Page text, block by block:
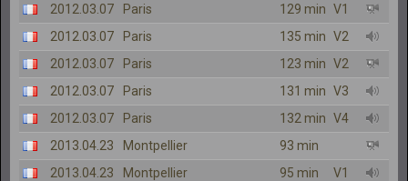
2012.03.07
Paris 129 min V1
2012.03.07
Paris 135 min V2
2012.03.07
Paris 123 min V2
2012.03.07
Paris 131 min V3
2012.03.07
Paris 132 min V4
2013.04.23
Montpellier
93 min
2013.04.23
Montpellier 95 min
V1